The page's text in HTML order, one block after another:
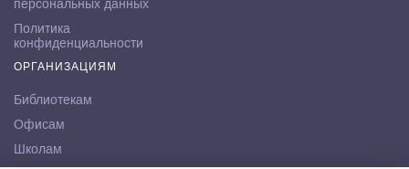
персональных данных
Политика
конфиденциальности
ОРГАНИЗАЦИЯМ
Библиотекам
Офисам
Школам